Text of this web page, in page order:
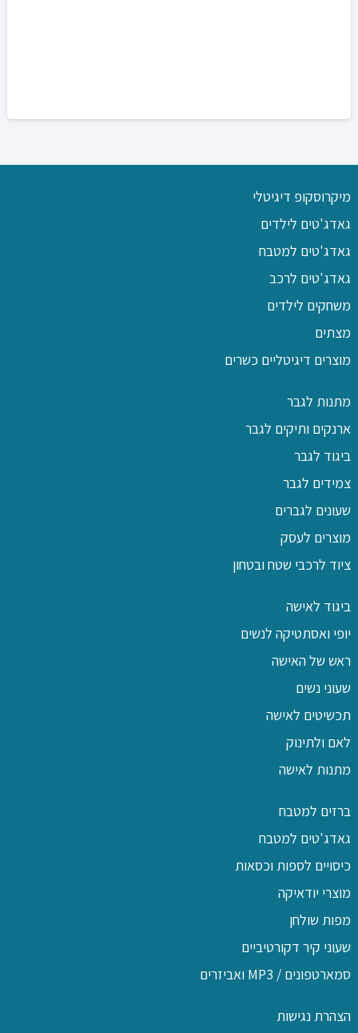
מיקרוסקופ דיגיטלי
גאדג'טים לילדים
גאדג'טים למטבח
גאדג'טים לרכב
משחקים לילדים
מצתים
מוצרים דיגיטליים כשרים
מתנות לגבר
ארנקים ותיקים לגבר
ביגוד לגבר
צמידים לגבר
שעונים לגברים
מוצרים לעסק
ציוד לרכבי שטח ובטחון
ביגוד לאישה
יופי ואסתטיקה לנשים
ראש של האישה
שעוני נשים
תכשיטים לאישה
לאם ולתינוק
מתנות לאישה
ברזים למטבח
גאדג'טים למטבח
כיסויים לספות וכסאות
מוצרי יודאיקה
מפות שולחן
שעוני קיר דקורטיביים
סמארטפונים / MP3 ואביזרים
הצהרת נגישות